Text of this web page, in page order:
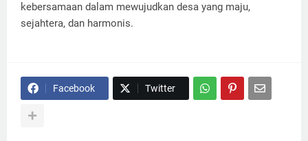
kebersamaan dalam mewujudkan desa yang maju,
sejahtera, dan harmonis.
Facebook Twitter